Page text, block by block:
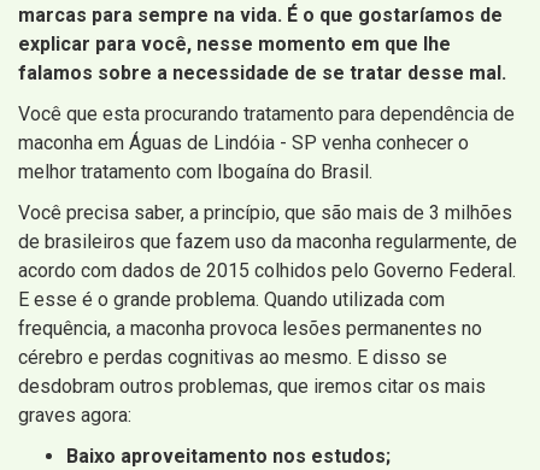
marcas para sempre na vida. É o que gostaríamos de
explicar para você, nesse momento em que lhe
falamos sobre a necessidade de se tratar desse mal.
Você que esta procurando tratamento para dependência de
maconha em Águas de Lindóia - SP venha conhecer o
melhor tratamento com Ibogaína do Brasil.
Você precisa saber, a princípio, que são mais de 3 milhões
de brasileiros que fazem uso da maconha regularmente, de
acordo com dados de 2015 colhidos pelo Governo Federal.
E esse é o grande problema. Quando utilizada com
frequência, a maconha provoca lesões permanentes no
cérebro e perdas cognitivas ao mesmo. E disso se
desdobram outros problemas, que iremos citar os mais
graves agora:
Baixo aproveitamento nos estudos;